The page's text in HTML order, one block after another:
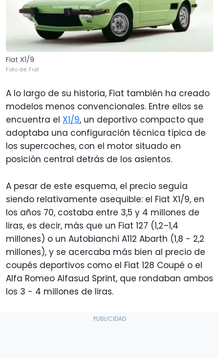
Fiat X1/9
Foto de: Fiat
A lo largo de su historia, Fiat también ha creado
modelos menos convencionales. Entre ellos se
encuentra el X1/9, un deportivo compacto que
adoptaba una configuración técnica típica de
los supercoches, con el motor situado en
posición central detrás de los asientos.
A pesar de este esquema, el precio seguía
siendo relativamente asequible: el Fiat X1/9, en
los años 70, costaba entre 3,5 y 4 millones de
liras, es decir, más que un Fiat 127 (1,2–1,4
millones) o un Autobianchi A112 Abarth (1,8 - 2,2
millones), y se acercaba más bien al precio de
coupés deportivos como el Fiat 128 Coupé o el
Alfa Romeo Alfasud Sprint, que rondaban ambos
los 3 - 4 millones de liras.